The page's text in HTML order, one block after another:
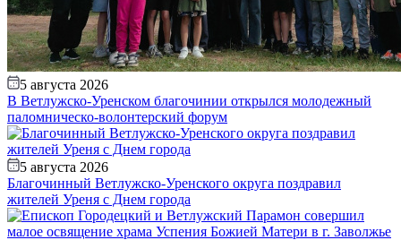
5 августа 2026
В Ветлужско-Уренском благочинии открылся молодежный
паломническо-волонтерский форум
5 августа 2026
Благочинный Ветлужско-Уренского округа поздравил
жителей Уреня с Днем города